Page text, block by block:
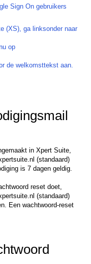
Sign On gebruikers
(XS), ga linksonder naar
op
de welkomsttekst aan.
in Xpert Suite,
(standaard)
is 7 dagen geldig.
reset doet,
(standaard)
Een wachtwoord-reset